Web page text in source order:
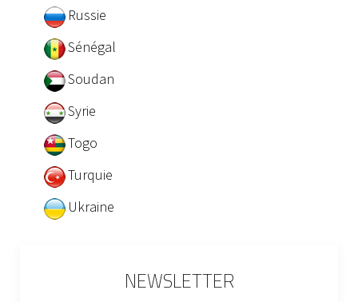
Russie
Sénégal
Soudan
Syrie
Togo
Turquie
Ukraine
NEWSLETTER